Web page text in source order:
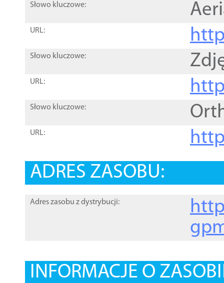
Słowo kluczowe:
URL:
Słowo kluczowe:
URL:
Słowo kluczowe:
URL:
ADRES ZASOBU:
Adres zasobu z dystrybucji:
INFORMACJE O